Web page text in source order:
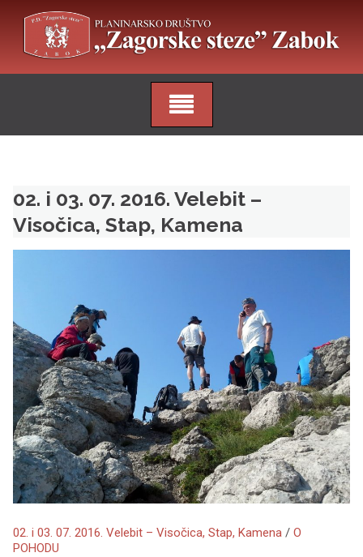
02. i 03. 07. 2016. Velebit –
Visočica, Stap, Kamena
02. i 03. 07. 2016. Velebit – Visočica, Stap, Kamena/ O
POHODU